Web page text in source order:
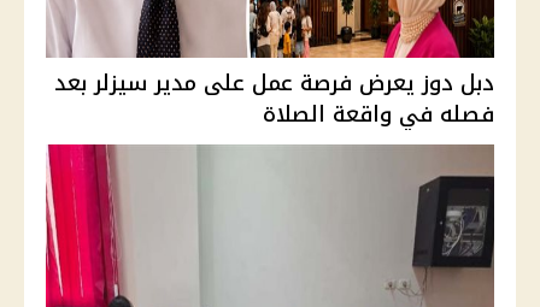
دبل دوز يعرض فرصة عمل على مدير سيزلر بعد
فصله في واقعة الصلاة